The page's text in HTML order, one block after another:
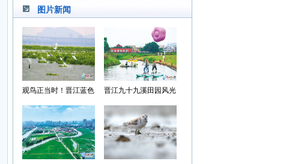
图片新闻
观鸟正当时！晋江蓝色
晋江九十九溪田园风光
光”首批认定名单